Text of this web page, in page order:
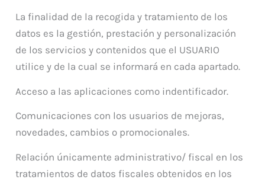
La finalidad de la recogida y tratamiento de los
datos es la gestión, prestación y personalización
de los servicios y contenidos que el USUARIO
utilice y de la cual se informará en cada apartado.
Acceso a las aplicaciones como indentificador.
Comunicaciones con los usuarios de mejoras,
novedades, cambios o promocionales.
Relación únicamente administrativo/ fiscal en los
tratamientos de datos fiscales obtenidos en los